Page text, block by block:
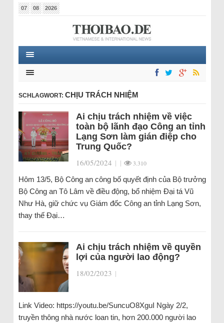
07 08 2026
SCHLAGWORT: CHỊU TRÁCH NHIỆM
Ai chịu trách nhiệm về việc
toàn bộ lãnh đạo Công an tỉnh
Lạng Sơn làm gián điệp cho
Trung Quốc?
16/05/2024 | | 3.310
Hôm 13/5, Bộ Công an công bố quyết định của Bộ trưởng
Bộ Công an Tô Lâm về điều động, bổ nhiệm Đại tá Vũ
Như Hà, giữ chức vụ Giám đốc Công an tỉnh Lạng Sơn,
thay thế Đại…
Ai chịu trách nhiệm về quyền
lợi của người lao động?
18/02/2023 |
Link Video: https://youtu.be/SuncuO8XguI Ngày 2/2,
truyền thông nhà nước loan tin, hơn 200.000 người lao